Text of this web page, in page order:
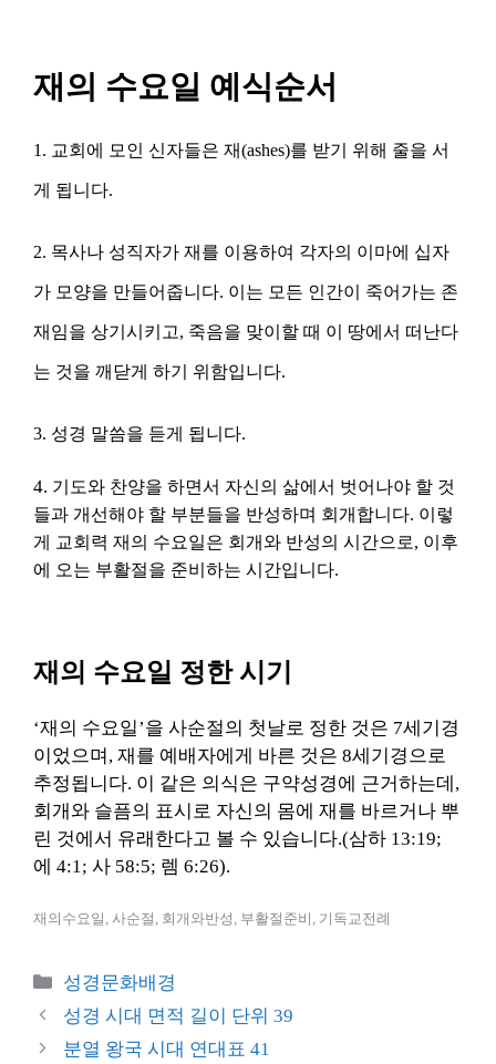
재의 수요일 예식순서
1. 교회에 모인 신자들은 재(ashes)를 받기 위해 줄을 서
게 됩니다.
2. 목사나 성직자가 재를 이용하여 각자의 이마에 십자
가 모양을 만들어줍니다. 이는 모든 인간이 죽어가는 존
재임을 상기시키고, 죽음을 맞이할 때 이 땅에서 떠난다
는 것을 깨닫게 하기 위함입니다.
3. 성경 말씀을 듣게 됩니다.
4. 기도와 찬양을 하면서 자신의 삶에서 벗어나야 할 것
들과 개선해야 할 부분들을 반성하며 회개합니다. 이렇
게 교회력 재의 수요일은 회개와 반성의 시간으로, 이후
에 오는 부활절을 준비하는 시간입니다.
재의 수요일 정한 시기
‘재의 수요일’을 사순절의 첫날로 정한 것은 7세기경
이었으며, 재를 예배자에게 바른 것은 8세기경으로
추정됩니다. 이 같은 의식은 구약성경에 근거하는데,
회개와 슬픔의 표시로 자신의 몸에 재를 바르거나 뿌
린 것에서 유래한다고 볼 수 있습니다.(삼하 13:19;
에 4:1; 사 58:5; 렘 6:26).
재의수요일, 사순절, 회개와반성, 부활절준비, 기독교전례
카
테
성경문화배경
성경 시대 면적 길이 단위 39
분열 왕국 시대 연대표 41